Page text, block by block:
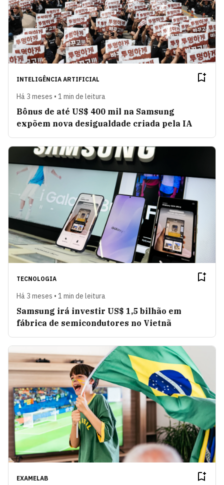
INTELIGÊNCIA ARTIFICIAL
Há 3 meses • 1 min de leitura
Bônus de até US$ 400 mil na Samsung
expõem nova desigualdade criada pela IA
TECNOLOGIA
Há 3 meses • 1 min de leitura
Samsung irá investir US$ 1,5 bilhão em
fábrica de semicondutores no Vietnã
EXAMELAB